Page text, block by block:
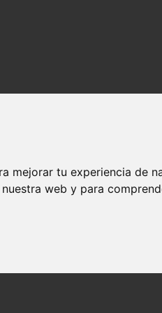
mejorar tu experiencia de
web y para